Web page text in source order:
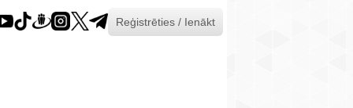
Reģistrēties / Ienākt